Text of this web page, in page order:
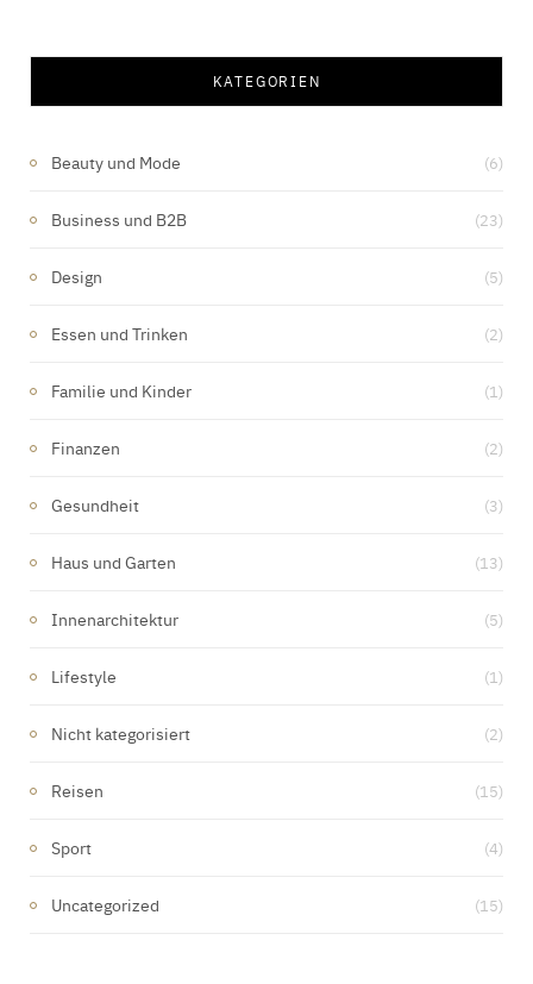
KATEGORIEN
Beauty und Mode (6)
Business und B2B (23)
Design (5)
Essen und Trinken (2)
Familie und Kinder (1)
Finanzen (2)
Gesundheit (3)
Haus und Garten (13)
Innenarchitektur (5)
Lifestyle (1)
Nicht kategorisiert (2)
Reisen (15)
Sport (4)
Uncategorized (15)